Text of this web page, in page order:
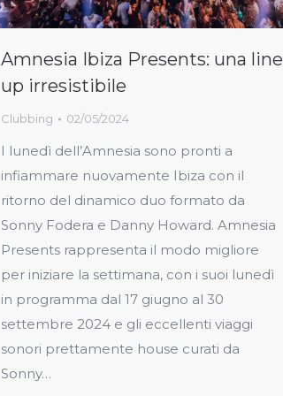
Amnesia Ibiza Presents: una line
up irresistibile
Clubbing 02/05/2024
I lunedì dell’Amnesia sono pronti a
infiammare nuovamente Ibiza con il
ritorno del dinamico duo formato da
Sonny Fodera e Danny Howard. Amnesia
Presents rappresenta il modo migliore
per iniziare la settimana, con i suoi lunedì
in programma dal 17 giugno al 30
settembre 2024 e gli eccellenti viaggi
sonori prettamente house curati da
Sonny…